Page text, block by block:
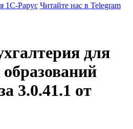
1С-Рарус Читайте нас в Telegram
для
3.0.41.1 от